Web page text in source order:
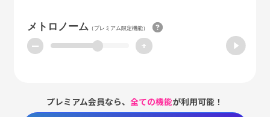
メトロノーム（プレミアム限定機能）
ー +
プレミアム会員なら、全ての機能が利用可能！